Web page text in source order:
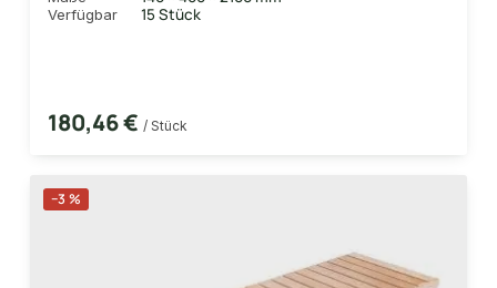
Verfügbar 15 Stück
180,46 € / Stück
−3 %